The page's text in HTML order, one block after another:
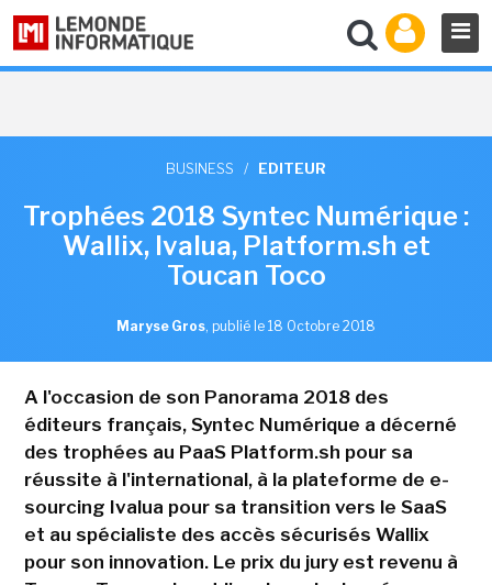
BUSINESS / EDITEUR
Trophées 2018 Syntec Numérique :
Wallix, Ivalua, Platform.sh et
Toucan Toco
Maryse Gros, publié le 18 Octobre 2018
A l'occasion de son Panorama 2018 des
éditeurs français, Syntec Numérique a décerné
des trophées au PaaS Platform.sh pour sa
réussite à l'international, à la plateforme de e-
sourcing Ivalua pour sa transition vers le SaaS
et au spécialiste des accès sécurisés Wallix
pour son innovation. Le prix du jury est revenu à